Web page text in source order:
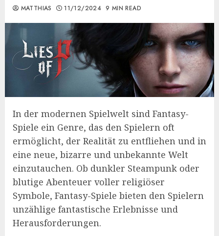
MATTHIAS 11/12/2024 9 MIN READ
In der modernen Spielwelt sind Fantasy-
Spiele ein Genre, das den Spielern oft
ermöglicht, der Realität zu entfliehen und in
eine neue, bizarre und unbekannte Welt
einzutauchen. Ob dunkler Steampunk oder
blutige Abenteuer voller religiöser
Symbole, Fantasy-Spiele bieten den Spielern
unzählige fantastische Erlebnisse und
Herausforderungen.